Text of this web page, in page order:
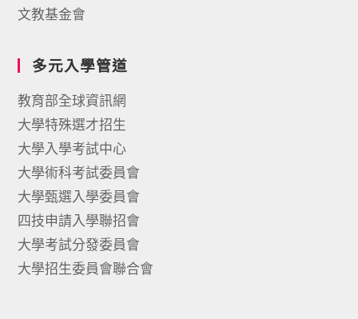
文教基金會
多元入學管道
教育部全球資訊網
大學特殊選才招生
大學入學考試中心
大學術科考試委員會
大學甄選入學委員會
四技申請入學聯招會
大學考試分發委員會
大學招生委員會聯合會